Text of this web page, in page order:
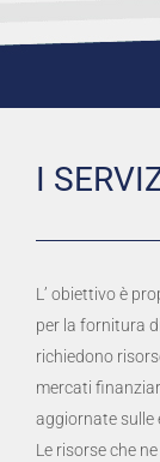
I
L’ obiettivo è
per la fornitura
richiedono
mercati
aggiornate sulle
Le risorse che